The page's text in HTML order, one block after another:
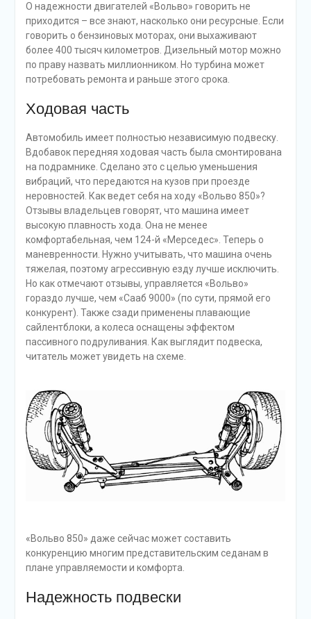
О надежности двигателей «Вольво» говорить не
приходится – все знают, насколько они ресурсные. Если
говорить о бензиновых моторах, они выхаживают
более 400 тысяч километров. Дизельный мотор можно
по праву назвать миллионником. Но турбина может
потребовать ремонта и раньше этого срока.
Ходовая часть
Автомобиль имеет полностью независимую подвеску.
Вдобавок передняя ходовая часть была смонтирована
на подрамнике. Сделано это с целью уменьшения
вибраций, что передаются на кузов при проезде
неровностей. Как ведет себя на ходу «Вольво 850»?
Отзывы владельцев говорят, что машина имеет
высокую плавность хода. Она не менее
комфортабельная, чем 124-й «Мерседес». Теперь о
маневренности. Нужно учитывать, что машина очень
тяжелая, поэтому агрессивную езду лучше исключить.
Но как отмечают отзывы, управляется «Вольво»
гораздо лучше, чем «Сааб 9000» (по сути, прямой его
конкурент). Также сзади применены плавающие
сайлентблоки, а колеса оснащены эффектом
пассивного подруливания. Как выглядит подвеска,
читатель может увидеть на схеме.
«Вольво 850» даже сейчас может составить
конкуренцию многим представительским седанам в
плане управляемости и комфорта.
Надежность подвески